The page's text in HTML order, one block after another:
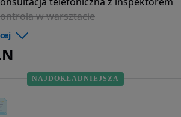
w warsztacie
NAJDOKŁADNIEJSZA